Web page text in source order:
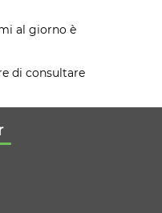
al giorno è
di consultare